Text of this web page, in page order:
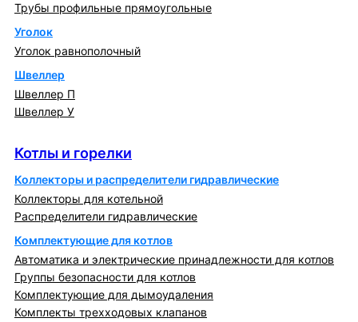
Трубы профильные прямоугольные
Уголок
Уголок равнополочный
Швеллер
Швеллер П
Швеллер У
Котлы и горелки
Коллекторы и распределители гидравлические
Коллекторы для котельной
Распределители гидравлические
Комплектующие для котлов
Автоматика и электрические принадлежности для котлов
Группы безопасности для котлов
Комплектующие для дымоудаления
Комплекты трехходовых клапанов